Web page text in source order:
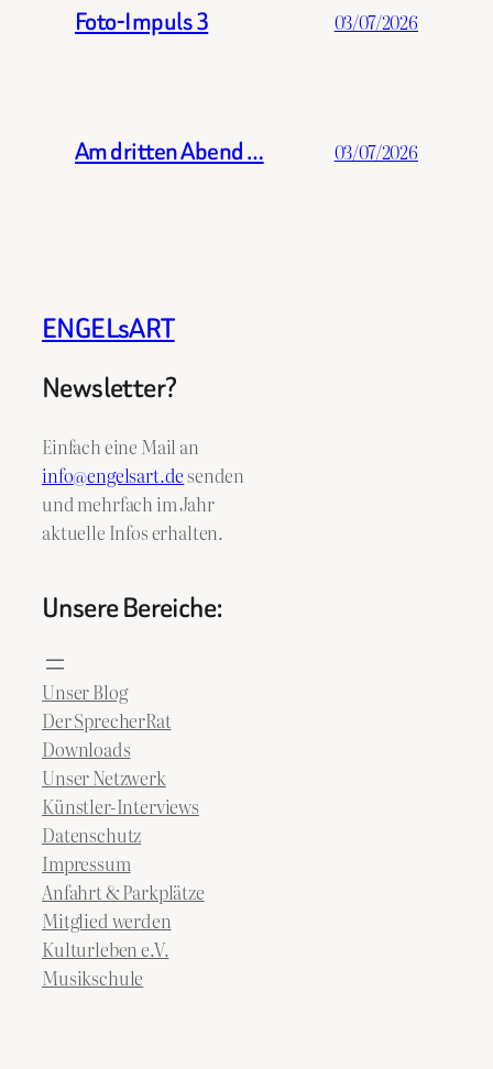
Foto-Impuls 3 03/07/2026
Am dritten Abend … 03/07/2026
ENGELsART
Newsletter?
Einfach eine Mail an
info@engelsart.desenden
und mehrfach im Jahr
aktuelle Infos erhalten.
Unsere Bereiche:
Unser Blog
Der SprecherRat
Downloads
Unser Netzwerk
Künstler-Interviews
Datenschutz
Impressum
Anfahrt & Parkplätze
Mitglied werden
Kulturleben e.V.
Musikschule